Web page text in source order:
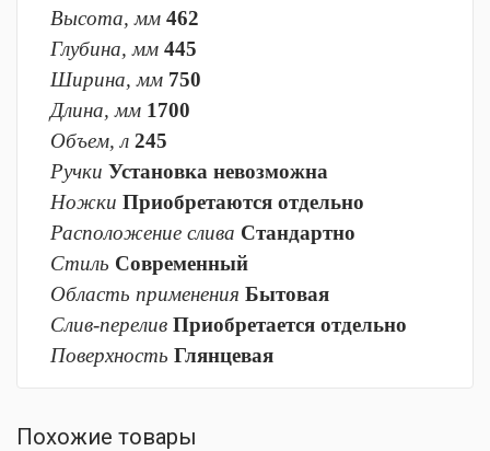
Высота, мм 462
Глубина, мм 445
Ширина, мм 750
Длина, мм 1700
Объем, л 245
Ручки Установка невозможна
Ножки Приобретаются отдельно
Расположение слива Стандартно
Стиль Современный
Область применения Бытовая
Слив-перелив Приобретается отдельно
Поверхность Глянцевая
Похожие товары